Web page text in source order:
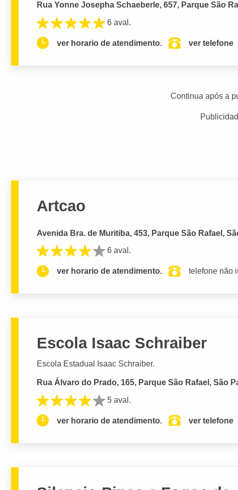
Rua Yonne Josepha Schaeberle, 657, Parque São
6 aval.
ver horario de atendimento. ver telefone
Continua após a
Artcao
Avenida Bra. de Muritiba, 453, Parque São Rafael,
6 aval.
ver horario de atendimento. telefone não
Escola Isaac Schraiber
Escola Estadual Isaac Schraiber.
Rua Álvaro do Prado, 165, Parque São Rafael, São
5 aval.
ver horario de atendimento. ver telefone